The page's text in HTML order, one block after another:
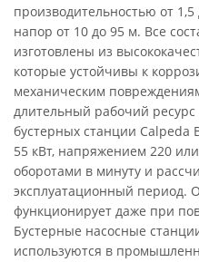
производительностью от
напор от 10 до 95 м. Все
изготовлены из
которые устойчивы к
механическим
длительный рабочий ресурс
бустерных станции Calpeda
55 кВт, напряжением 220
оборотами в минуту и
эксплуатационный период.
функционирует даже при
Бустерные насосные
используются в